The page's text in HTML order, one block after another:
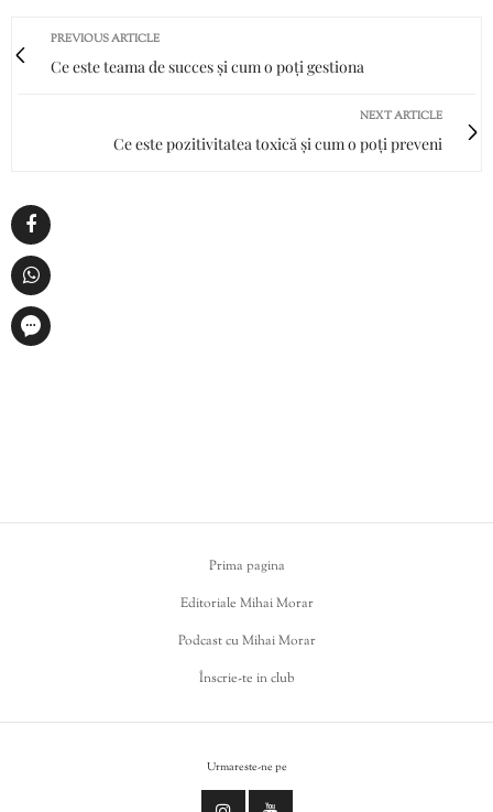
PREVIOUS ARTICLE
Ce este teama de succes și cum o poți gestiona
NEXT ARTICLE
Ce este pozitivitatea toxică și cum o poți preveni
Prima pagina
Editoriale Mihai Morar
Podcast cu Mihai Morar
Înscrie-te in club
Urmareste-ne pe